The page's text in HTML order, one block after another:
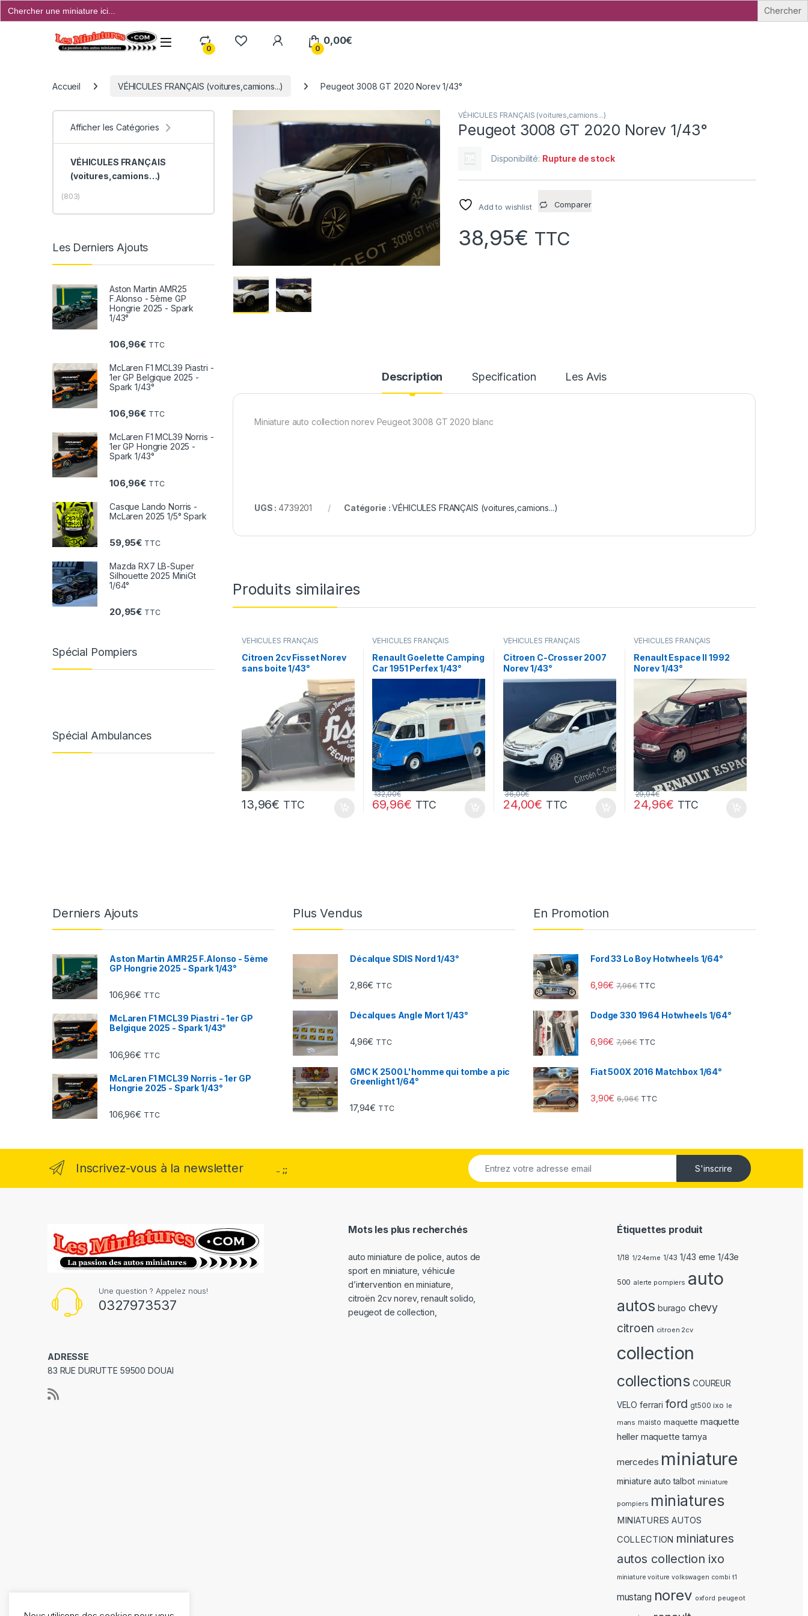
Search
for:
Open
0
My Account
0
0,00€
Accueil VÉHICULES FRANÇAIS (voitures,camions...) Peugeot 3008 GT 2020 Norev 1/43°
VÉHICULES FRANÇAIS (voitures,camions...)
Peugeot 3008 GT 2020 Norev 1/43°
Disponibilité: Rupture de stock
Add to wishlist Comparer
38,95€ TTC
Description Specification Les Avis
Miniature auto collection norev Peugeot 3008 GT 2020 blanc
UGS :4739201 Catégorie :VÉHICULES FRANÇAIS (voitures,camions...)
Produits similaires
VÉHICULES FRANÇAIS
(voitures,camions...)
Citroen 2cv Fisset Norev
sans boite 1/43°
13,96€ TTC
VÉHICULES FRANÇAIS
(voitures,camions...)
Renault Goelette Camping
Car 1951 Perfex 1/43°
69,96€
132,00€
TTC
VÉHICULES FRANÇAIS
(voitures,camions...)
Citroen C-Crosser 2007
Norev 1/43°
24,00€
36,00€
TTC
VÉHICULES FRANÇAIS
(voitures,camions...)
Renault Espace II 1992
Norev 1/43°
24,96€
29,94€
TTC
Afficher les Catégories
VÉHICULES FRANÇAIS
(voitures,camions…)
(803)
Les Derniers Ajouts
Aston Martin AMR25
F.Alonso - 5ème GP
Hongrie 2025 - Spark
1/43°
106,96€ TTC
McLaren F1 MCL39 Piastri -
1er GP Belgique 2025 -
Spark 1/43°
106,96€ TTC
McLaren F1 MCL39 Norris -
1er GP Hongrie 2025 -
Spark 1/43°
106,96€ TTC
Casque Lando Norris -
McLaren 2025 1/5° Spark
59,95€ TTC
Mazda RX7 LB-Super
Silhouette 2025 MiniGt
1/64°
20,95€ TTC
Spécial Pompiers
Spécial Ambulances
Derniers Ajouts
Aston Martin AMR25 F.Alonso - 5ème
GP Hongrie 2025 - Spark 1/43°
106,96€ TTC
McLaren F1 MCL39 Piastri - 1er GP
Belgique 2025 - Spark 1/43°
106,96€ TTC
McLaren F1 MCL39 Norris - 1er GP
Hongrie 2025 - Spark 1/43°
106,96€ TTC
Plus Vendus
Décalque SDIS Nord 1/43°
2,86€ TTC
Décalques Angle Mort 1/43°
4,96€ TTC
GMC K 2500 L'homme qui tombe a pic
Greenlight 1/64°
17,94€ TTC
En Promotion
Ford 33 Lo Boy Hotwheels 1/64°
6,96€ 7,96€ TTC
Dodge 330 1964 Hotwheels 1/64°
6,96€ 7,96€ TTC
Fiat 500X 2016 Matchbox 1/64°
3,90€ 6,96€ TTC
Inscrivez-vous à la newsletter .. ;; S'inscrire
Une question ? Appelez nous!
0327973537
ADRESSE
83 RUE DURUTTE 59500 DOUAI
Mots les plus recherchés
auto miniature de police ,autos de
sport en miniature ,véhicule
d’intervention en miniature
citroën 2cv norev,renault solido
peugeot de collection
Étiquettes produit
1/18 1/24eme 1/43 1/43 eme 1/43e
500 alerte pompiers auto
autos burago chevy
citroen citroen 2cv
collection
collections COUREUR
VELO ferrari ford gt500 ixo le
mans maisto maquette maquette
heller maquette tamya
mercedes miniature
miniature auto talbot miniature
pompiers miniatures
MINIATURES AUTOS
COLLECTION miniatures
autos collection ixo
miniature voiture volkswagen combi t1
mustang norev oxford peugeot